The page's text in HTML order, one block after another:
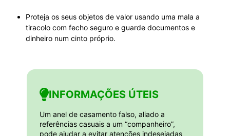
Proteja os seus objetos de valor usando uma mala a
tiracolo com fecho seguro e guarde documentos e
dinheiro num cinto próprio.
INFORMAÇÕES ÚTEIS
Um anel de casamento falso, aliado a
referências casuais a um “companheiro”,
pode ajudar a evitar atenções indesejadas